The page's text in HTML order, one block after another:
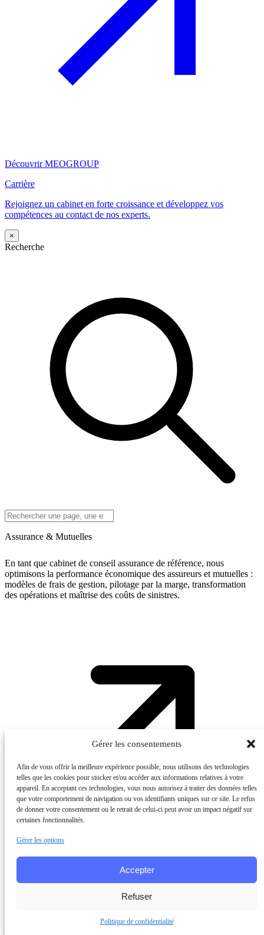
Gérer les consentements
Afin de vous offrir la meilleure expérience possible, nous utilisons des technologies
telles que les cookies pour stocker et/ou accéder aux informations relatives à votre
appareil. En acceptant ces technologies, vous nous autorisez à traiter des données telles
que votre comportement de navigation ou vos identifiants uniques sur ce site. Le refus
de donner votre consentement ou le retrait de celui-ci peut avoir un impact négatif sur
certaines fonctionnalités.
Gérer les options
Accepter
Refuser
Politique de confidentialité
Découvrir MEOGROUP
Carrière
Rejoignez un cabinet en forte croissance et développez vos
compétences au contact de nos experts.
×
Recherche
Assurance & Mutuelles
En tant que cabinet de conseil assurance de référence, nous
optimisons la performance économique des assureurs et mutuelles :
modèles de frais de gestion, pilotage par la marge, transformation
des opérations et maîtrise des coûts de sinistres.
Enjeux du secteur assurance et mutuelles
Optimisation des frais de gestion par produit et canal